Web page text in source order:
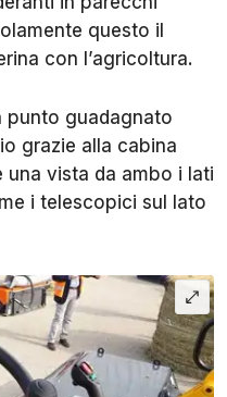
questo il
con l’agricoltura.
punto guadagnato
grazie alla cabina
vista da ambo i lati
i telescopici sul lato